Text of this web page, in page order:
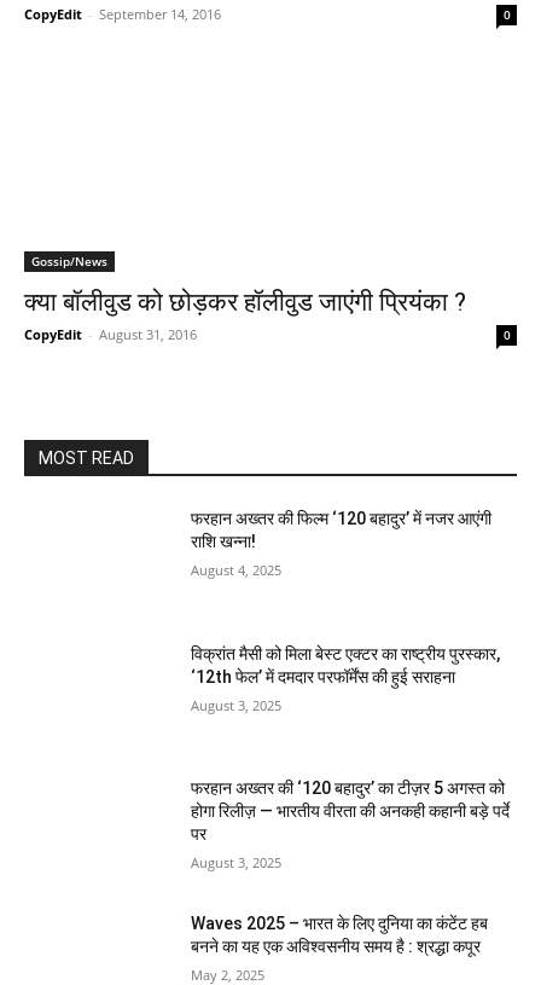
CopyEdit - September 14, 2016 0
Gossip/News
क्‍या बॉलीवुड को छोड़कर हॉलीवुड जाएंगी प्रियंका ?
CopyEdit - August 31, 2016 0
MOST READ
फरहान अख्तर की फिल्म ‘120 बहादुर’ में नजर आएंगी
राशि खन्ना!
August 4, 2025
विक्रांत मैसी को मिला बेस्ट एक्टर का राष्ट्रीय पुरस्कार,
‘12th फेल’ में दमदार परफॉर्मेंस की हुई सराहना
August 3, 2025
फरहान अख्तर की ‘120 बहादुर’ का टीज़र 5 अगस्त को
होगा रिलीज़ — भारतीय वीरता की अनकही कहानी बड़े पर्दे
पर
August 3, 2025
Waves 2025 – भारत के लिए दुनिया का कंटेंट हब
बनने का यह एक अविश्वसनीय समय है : श्रद्धा कपूर
May 2, 2025